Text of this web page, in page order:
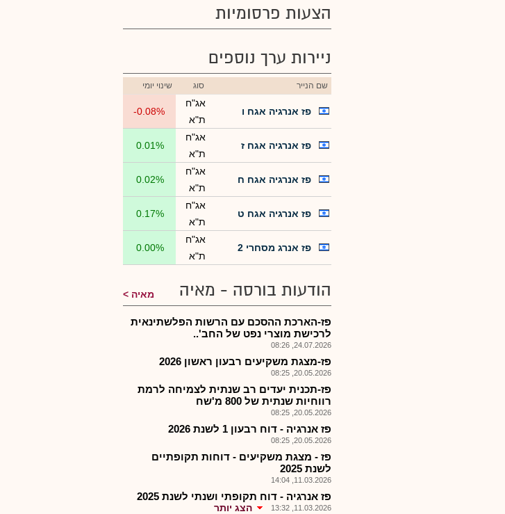
הצעות פרסומיות
ניירות ערך נוספים
שם הנייר סוג שינוי יומי
פז אנרגיה אגח ו
אג"ח
ת"א
-0.08%
פז אנרגיה אגח ז
אג"ח
ת"א
0.01%
פז אנרגיה אגח ח
אג"ח
ת"א
0.02%
פז אנרגיה אגח ט
אג"ח
ת"א
0.17%
פז אנרג מסחרי 2
אג"ח
ת"א
0.00%
הודעות בורסה - מאיה מאיה
פז-הארכת ההסכם עם הרשות הפלשתינאית
לרכישת מוצרי נפט של החב'..
24.07.2026, 08:26
פז-מצגת משקיעים רבעון ראשון 2026
20.05.2026, 08:25
פז-תכנית יעדים רב שנתית לצמיחה לרמת
רווחיות שנתית של 800 מ'שח
20.05.2026, 08:25
פז אנרגיה - דוח רבעון 1 לשנת 2026
20.05.2026, 08:25
פז - מצגת משקיעים - דוחות תקופתיים
לשנת 2025
11.03.2026, 14:04
פז אנרגיה - דוח תקופתי ושנתי לשנת 2025
11.03.2026, 13:32 הצג יותר